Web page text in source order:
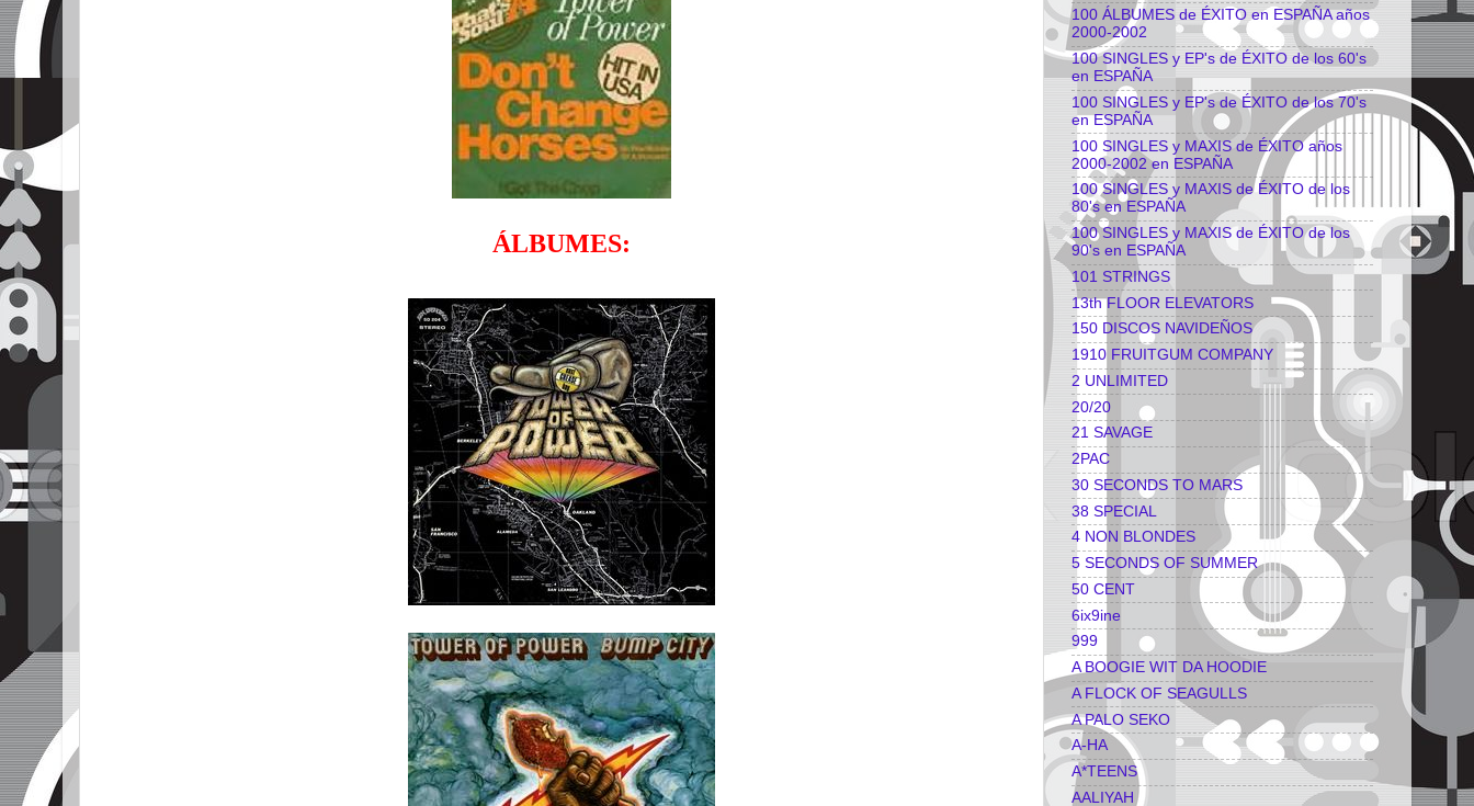
ÁLBUMES:
100 ÁLBUMES de ÉXITO en ESPAÑA años
2000-2002
100 SINGLES y EP's de ÉXITO de los 60's
en ESPAÑA
100 SINGLES y EP's de ÉXITO de los 70's
en ESPAÑA
100 SINGLES y MAXIS de ÉXITO años
2000-2002 en ESPAÑA
100 SINGLES y MAXIS de ÉXITO de los
80's en ESPAÑA
100 SINGLES y MAXIS de ÉXITO de los
90's en ESPAÑA
101 STRINGS
13th FLOOR ELEVATORS
150 DISCOS NAVIDEÑOS
1910 FRUITGUM COMPANY
2 UNLIMITED
20/20
21 SAVAGE
2PAC
30 SECONDS TO MARS
38 SPECIAL
4 NON BLONDES
5 SECONDS OF SUMMER
50 CENT
6ix9ine
999
A BOOGIE WIT DA HOODIE
A FLOCK OF SEAGULLS
A PALO SEKO
A-HA
A*TEENS
AALIYAH